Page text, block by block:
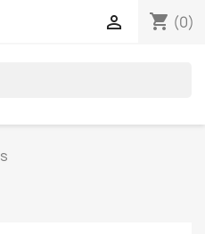
shopping_cart (0)
